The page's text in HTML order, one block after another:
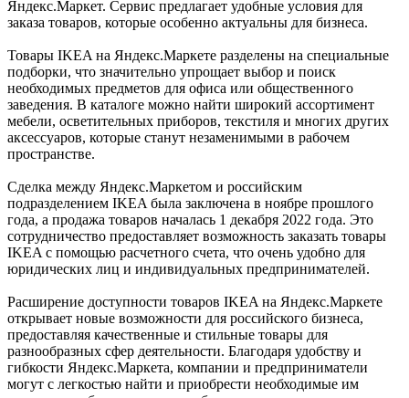
Яндекс.Маркет. Сервис предлагает удобные условия для
заказа товаров, которые особенно актуальны для бизнеса.
Товары IKEA на Яндекс.Маркете разделены на специальные
подборки, что значительно упрощает выбор и поиск
необходимых предметов для офиса или общественного
заведения. В каталоге можно найти широкий ассортимент
мебели, осветительных приборов, текстиля и многих других
аксессуаров, которые станут незаменимыми в рабочем
пространстве.
Сделка между Яндекс.Маркетом и российским
подразделением IKEA была заключена в ноябре прошлого
года, а продажа товаров началась 1 декабря 2022 года. Это
сотрудничество предоставляет возможность заказать товары
IKEA с помощью расчетного счета, что очень удобно для
юридических лиц и индивидуальных предпринимателей.
Расширение доступности товаров IKEA на Яндекс.Маркете
открывает новые возможности для российского бизнеса,
предоставляя качественные и стильные товары для
разнообразных сфер деятельности. Благодаря удобству и
гибкости Яндекс.Маркета, компании и предприниматели
могут с легкостью найти и приобрести необходимые им